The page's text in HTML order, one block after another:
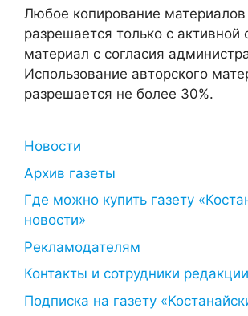
Любое копирование материалов
разрешается только с активной
материал с согласия
Использование авторского
разрешается не более 30%.
Новости
Архив газеты
Где можно купить газету
новости»
Рекламодателям
Контакты и сотрудники
Подписка на газету